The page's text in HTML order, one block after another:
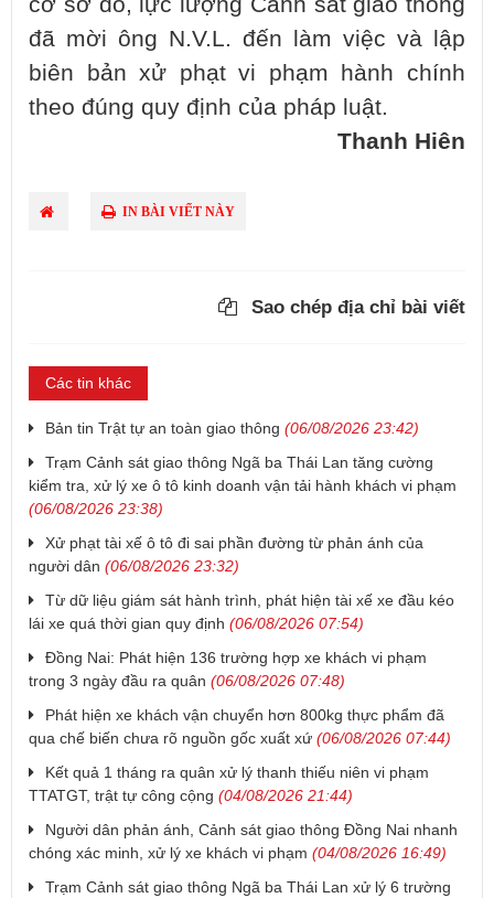
đã mời ông N.V.L. đến làm việc và lập
biên bản xử phạt vi phạm hành chính
theo đúng quy định của pháp luật.
Thanh Hiên
IN BÀI VIẾT NÀY
Sao chép địa chỉ bài viết
Các tin khác
Bản tin Trật tự an toàn giao thông (06/08/2026 23:42)
Trạm Cảnh sát giao thông Ngã ba Thái Lan tăng cường
kiểm tra, xử lý xe ô tô kinh doanh vận tải hành khách vi phạm
(06/08/2026 23:38)
Xử phạt tài xế ô tô đi sai phần đường từ phản ánh của
người dân (06/08/2026 23:32)
Từ dữ liệu giám sát hành trình, phát hiện tài xế xe đầu kéo
lái xe quá thời gian quy định (06/08/2026 07:54)
Đồng Nai: Phát hiện 136 trường hợp xe khách vi phạm
trong 3 ngày đầu ra quân (06/08/2026 07:48)
Phát hiện xe khách vận chuyển hơn 800kg thực phẩm đã
qua chế biến chưa rõ nguồn gốc xuất xứ (06/08/2026 07:44)
Kết quả 1 tháng ra quân xử lý thanh thiếu niên vi phạm
TTATGT, trật tự công cộng (04/08/2026 21:44)
Người dân phản ánh, Cảnh sát giao thông Đồng Nai nhanh
chóng xác minh, xử lý xe khách vi phạm (04/08/2026 16:49)
Trạm Cảnh sát giao thông Ngã ba Thái Lan xử lý 6 trường